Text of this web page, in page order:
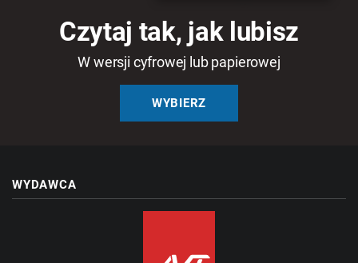
Czytaj tak, jak lubisz
W wersji cyfrowej lub papierowej
WYBIERZ
WYDAWCA